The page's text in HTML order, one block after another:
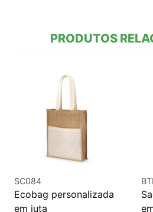
PRODUTOS
SC084
Ecobag personalizada
em juta